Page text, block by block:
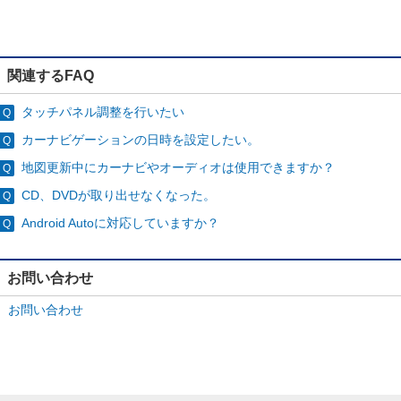
関連するFAQ
タッチパネル調整を行いたい
カーナビゲーションの日時を設定したい。
地図更新中にカーナビやオーディオは使用できますか？
CD、DVDが取り出せなくなった。
Android Autoに対応していますか？
お問い合わせ
お問い合わせ